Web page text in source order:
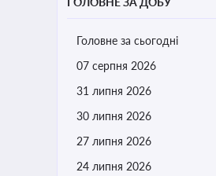
Головне за сьогодні
07 серпня 2026
31 липня 2026
30 липня 2026
27 липня 2026
24 липня 2026